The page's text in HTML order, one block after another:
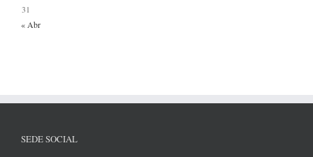
31
« Abr
SEDE SOCIAL